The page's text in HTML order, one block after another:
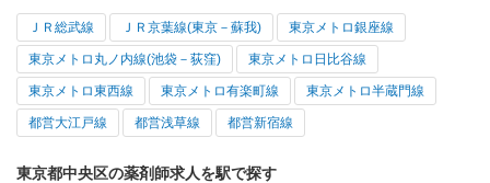
ＪＲ総武線 ＪＲ京葉線(東京－蘇我) 東京メトロ銀座線
東京メトロ丸ノ内線(池袋－荻窪) 東京メトロ日比谷線
東京メトロ東西線 東京メトロ有楽町線 東京メトロ半蔵門線
都営大江戸線 都営浅草線 都営新宿線
東京都中央区の薬剤師求人を駅で探す